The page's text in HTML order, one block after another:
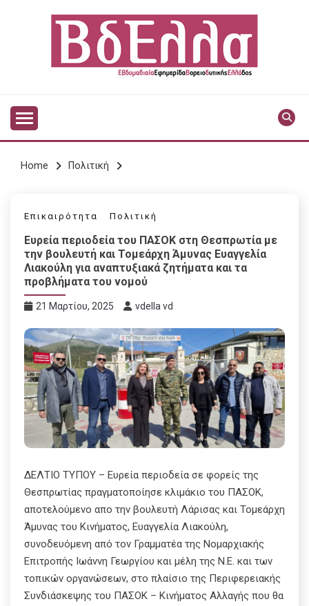
VDELLA
Home Πολιτική
Επικαιρότητα Πολιτική
Ευρεία περιοδεία του ΠΑΣΟΚ στη Θεσπρωτία με
την βουλευτή και Τομεάρχη Άμυνας Ευαγγελία
Λιακούλη για αναπτυξιακά ζητήματα και τα
προβλήματα του νομού
21 Μαρτίου, 2025 vdella vd
ΔΕΛΤΙΟ ΤΥΠΟΥ – Ευρεία περιοδεία σε φορείς της
Θεσπρωτίας πραγματοποίησε κλιμάκιο του ΠΑΣΟΚ,
αποτελούμενο απο την βουλευτή Λάρισας και Τομεάρχη
Άμυνας του Κινήματος, Ευαγγελία Λιακούλη,
συνοδευόμενη από τον Γραμματέα της Νομαρχιακής
Επιτροπής Ιωάννη Γεωργίου και μέλη της Ν.Ε. και των
τοπικών οργανώσεων, στο πλαίσιο της Περιφερειακής
Συνδιάσκεψης του ΠΑΣΟΚ – Κινήματος Αλλαγής που θα